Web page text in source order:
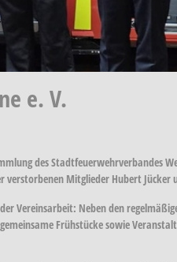
e. V.
des Stadtfeuerwehrverbandes
verstorbenen Mitglieder Hubert Jücker
Vereinsarbeit: Neben den
Frühstücke sowie